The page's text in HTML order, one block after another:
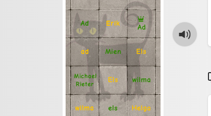
Ad Erik
Ad
ad Mien Els
Michael
Rieter
Els wilma
wilma els Helga